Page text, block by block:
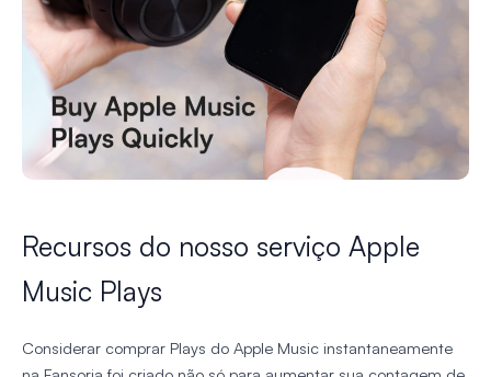
Recursos do nosso serviço Apple
Music Plays
Considerar comprar Plays do Apple Music instantaneamente